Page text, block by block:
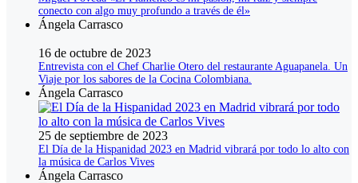
conecto con algo muy profundo a través de él»
Ángela Carrasco
16 de octubre de 2023
Entrevista con el Chef Charlie Otero del restaurante Aguapanela. Un
Viaje por los sabores de la Cocina Colombiana.
Ángela Carrasco
25 de septiembre de 2023
El Día de la Hispanidad 2023 en Madrid vibrará por todo lo alto con
la música de Carlos Vives
Ángela Carrasco